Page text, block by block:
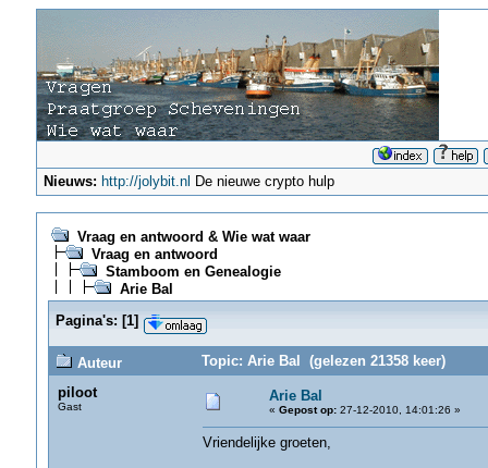
Nieuws: http://jolybit.nl De nieuwe crypto hulp
Vraag en antwoord & Wie wat waar
Vraag en antwoord
Stamboom en Genealogie
Arie Bal
Pagina's: [1]
Auteur
Topic: Arie Bal (gelezen 21358 keer)
piloot
Gast
Arie Bal
« Gepost op:27-12-2010, 14:01:26 »
Vriendelijke groeten,